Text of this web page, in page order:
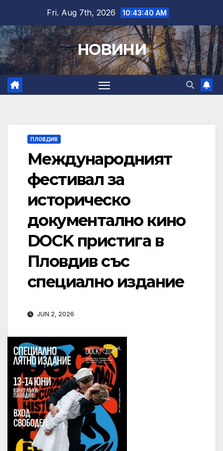
content
Fri. Aug 7th, 2026 10:43:41 AM
НОВИНИ
ПЛОВДИВ
Международният
фестивал за
историческо
документално кино
DOCK пристига в
Пловдив със
специално издание
JUN 2, 2026